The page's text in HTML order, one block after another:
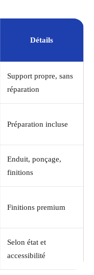
Détails
Support propre, sans
réparation
Préparation incluse
Enduit, ponçage,
finitions
Finitions premium
Selon état et
accessibilité